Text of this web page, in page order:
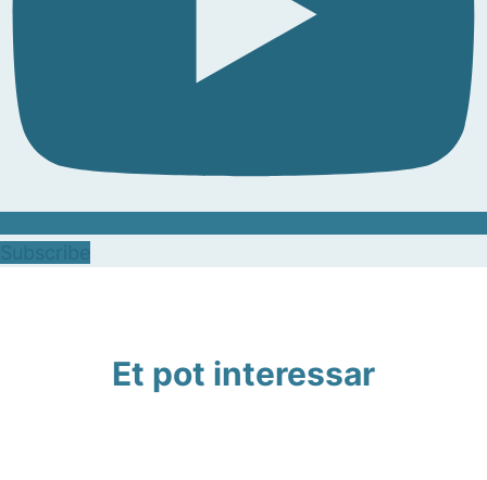
Et pot interessar